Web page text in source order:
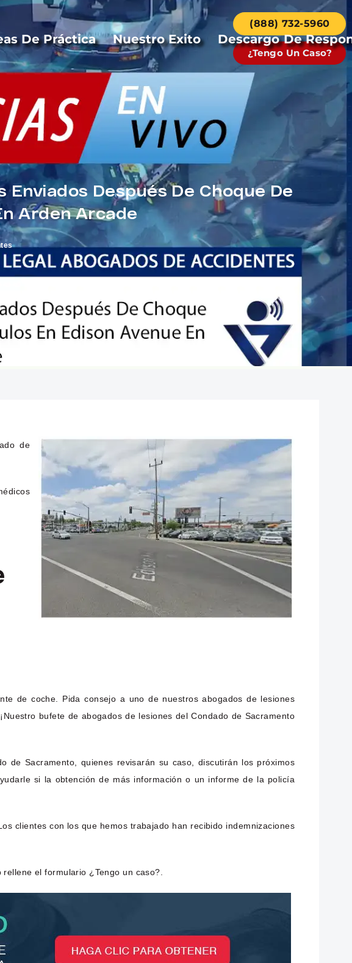
De Práctica Nuestro Exito Descargo De
(888) 732-5960
¿Tengo Un Caso?
Después De Choque De
Arden Arcade
de
de coche. Pida consejo a uno de nuestros abogados de lesiones
bufete de abogados de lesiones del Condado de Sacramento
de Sacramento, quienes revisarán su caso, discutirán los próximos
si la obtención de más información o un informe de la policía
clientes con los que hemos trabajado han recibido indemnizaciones
rellene el formulario ¿Tengo un caso?.